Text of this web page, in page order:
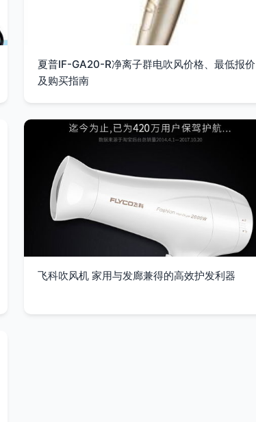
夏普IF-GA20-R净离子群电吹风价格、最低报价
及购买指南
飞科吹风机 家用与发廊兼得的高效护发利器